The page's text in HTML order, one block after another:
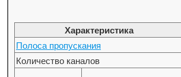
Характеристика
Полоса пропускания
Количество каналов